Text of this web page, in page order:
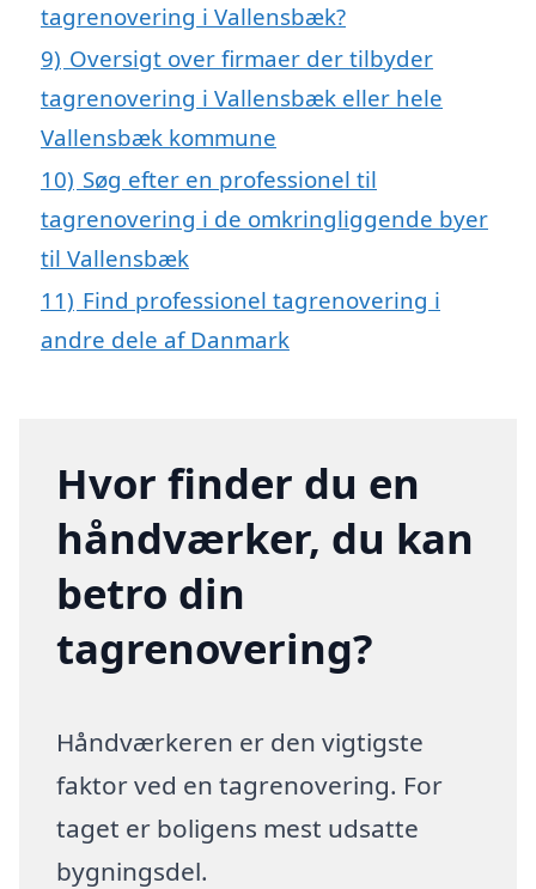
tagrenovering i Vallensbæk?
9) Oversigt over firmaer der tilbyder
tagrenovering i Vallensbæk eller hele
Vallensbæk kommune
10) Søg efter en professionel til
tagrenovering i de omkringliggende byer
til Vallensbæk
11) Find professionel tagrenovering i
andre dele af Danmark
Hvor finder du en
håndværker, du kan
betro din
tagrenovering?
Håndværkeren er den vigtigste
faktor ved en tagrenovering. For
taget er boligens mest udsatte
bygningsdel.